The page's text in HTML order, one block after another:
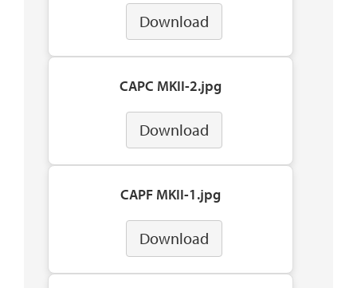
Download
CAPC MKII-2.jpg
Download
CAPF MKII-1.jpg
Download